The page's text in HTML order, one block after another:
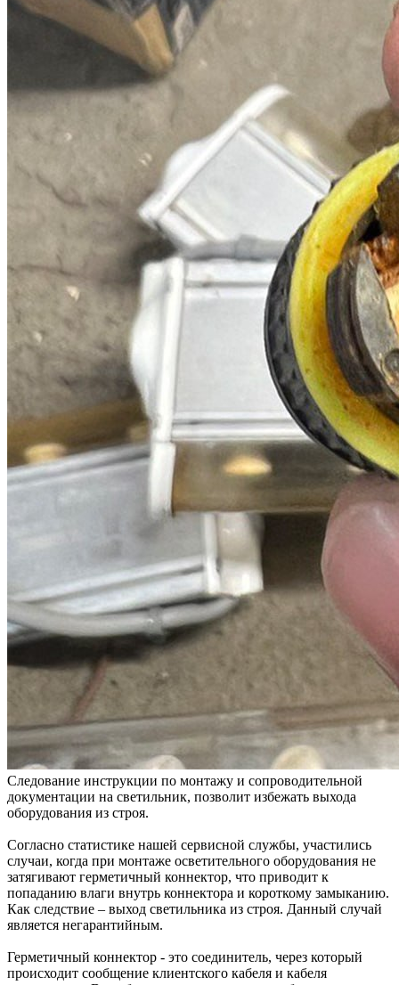
Следование инструкции по монтажу и сопроводительной
документации на светильник, позволит избежать выхода
оборудования из строя.
Согласно статистике нашей сервисной службы, участились
случаи, когда при монтаже осветительного оборудования не
затягивают герметичный коннектор, что приводит к
попаданию влаги внутрь коннектора и короткому замыканию.
Как следствие – выход светильника из строя. Данный случай
является негарантийным.
Герметичный коннектор - это соединитель, через который
происходит сообщение клиентского кабеля и кабеля